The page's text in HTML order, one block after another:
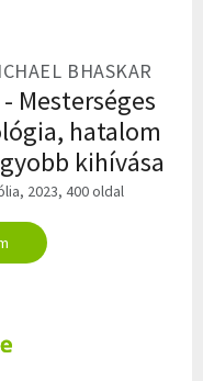
BHASKAR
Mesterséges
hatalom
kihívása
2023, 400 oldal